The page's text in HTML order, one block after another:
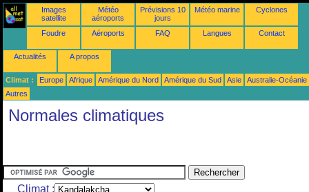
Images
satellite
Météo
aéroports
Prévisions 10
jours
Météo marine Cyclones
Foudre Aéroports FAQ Langues Contact
Actualités A propos
Climat : Europe Afrique Amérique du Nord Amérique du Sud Asie
Australie-Océanie
Autres
Normales climatiques
Climat :